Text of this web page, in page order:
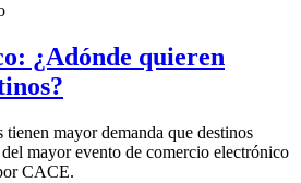
¿Adónde quieren
mayor demanda que destinos
mayor evento de comercio electrónico
CACE.